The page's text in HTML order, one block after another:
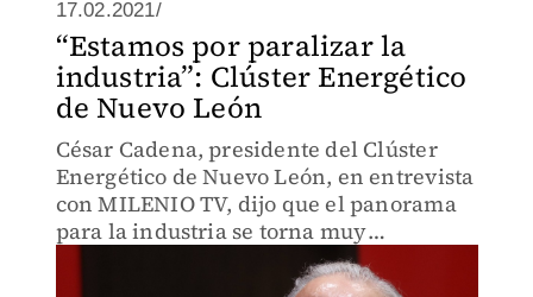
17.02.2021/
“Estamos por paralizar la
industria”: Clúster Energético
de Nuevo León
César Cadena, presidente del Clúster
Energético de Nuevo León, en entrevista
con MILENIO TV, dijo que el panorama
para la industria se torna muy
complicado ante los cortes de luz y gas